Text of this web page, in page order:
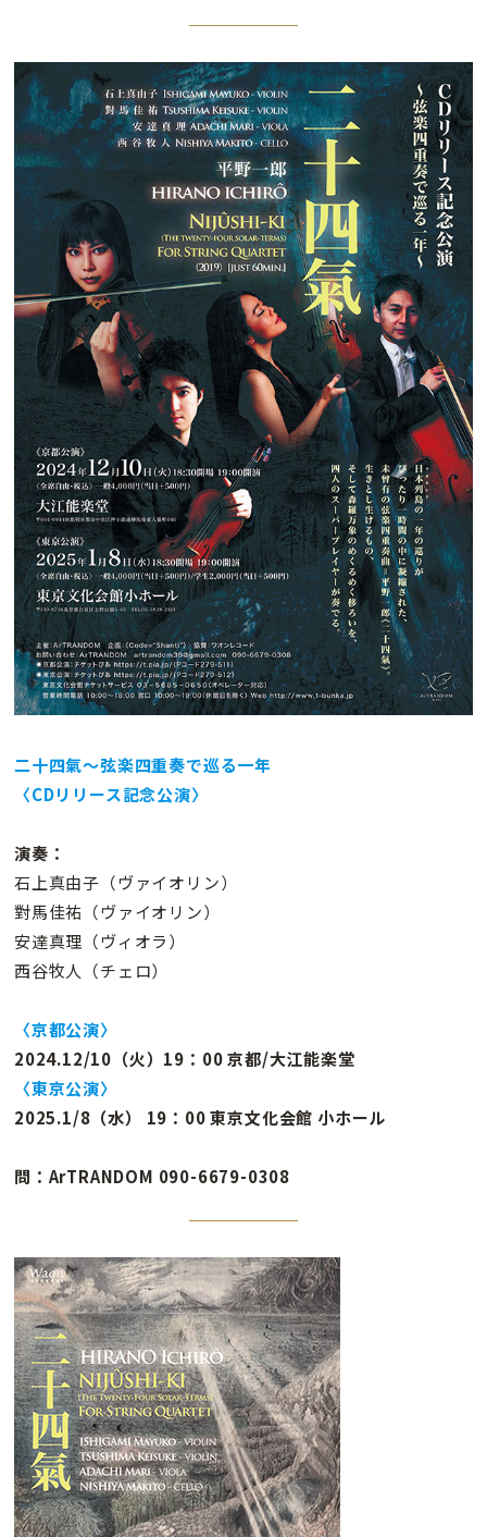
二十四氣〜弦楽四重奏で巡る一年
〈CDリリース記念公演〉
演奏：
石上真由子（ヴァイオリン）
對馬佳祐（ヴァイオリン）
安達真理（ヴィオラ）
西谷牧人（チェロ）
〈京都公演〉
2024.12/10（火）19：00 京都/大江能楽堂
〈東京公演〉
2025.1/8（水） 19：00 東京文化会館 小ホール
問：ArTRANDOM 090-6679-0308